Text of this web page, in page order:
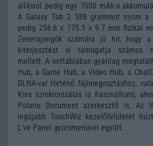
állásról pedig egy 7000 mAh-s
A Galaxy Tab 2 588 grammot nyom a
pedig 256.6 x 175.3 x 9.7 mm fizikai
Zenerajongók számára jó hír, hogy
kiterjesztést si támogatja számos
mellett. A nettáblában gyárilag
Hub, a Game Hub, a Video Hub, a
DLNA-val történő fájlmegosztáshoz,
Kies szinkronizálás is használható,
Polaris Document szerkesztő is. Az
legújabb TouchWiz kezelőfelületet
L've Panel gyorsmenüvel együtt.